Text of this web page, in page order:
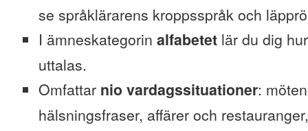
se språklärarens kroppsspråk och
I ämneskategorin alfabetet lär du dig
uttalas.
Omfattar nio vardagssituationer:
hälsningsfraser, affärer och